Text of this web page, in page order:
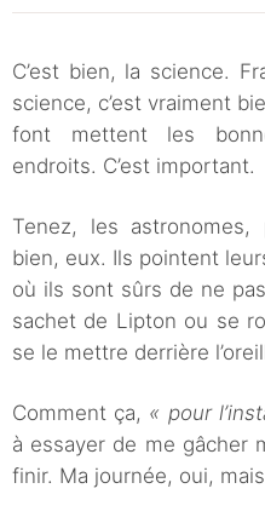
C’est bien, la science.
science, c’est vraiment
font mettent les
endroits. C’est important.
Tenez, les
bien, eux. Ils pointent
où ils sont sûrs de ne pas
sachet de Lipton ou se
se le mettre derrière
Comment ça, « pour
à essayer de me gâcher
finir. Ma journée, oui,